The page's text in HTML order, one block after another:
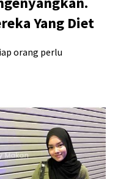
Yang Diet
orang perlu